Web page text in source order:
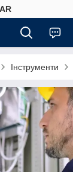
Інструменти